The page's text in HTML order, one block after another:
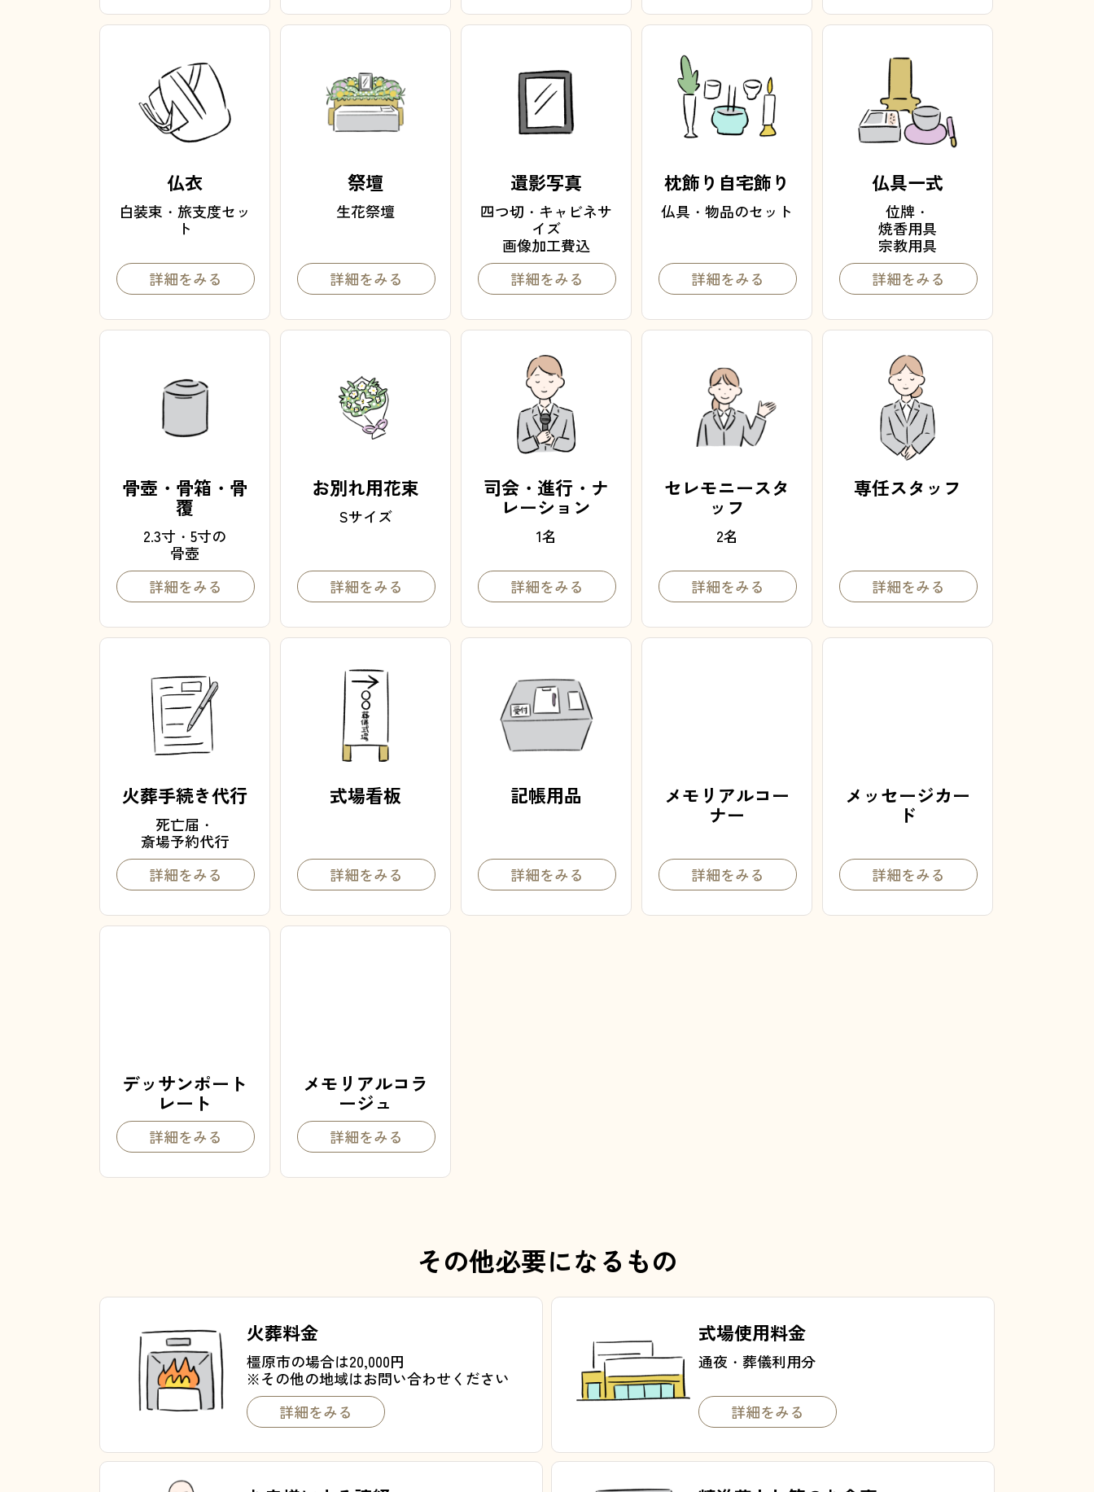
仏衣
白装束・旅支度セッ
ト
詳細をみる
祭壇
生花祭壇
詳細をみる
遺影写真
四つ切・キャビネサ
イズ
画像加工費込
詳細をみる
枕飾り自宅飾り
仏具・物品のセット
詳細をみる
仏具一式
位牌・
焼香用具
宗教用具
詳細をみる
骨壺・骨箱・骨
覆
2.3寸・5寸の
骨壺
詳細をみる
お別れ用花束
Sサイズ
詳細をみる
司会・進行・ナ
レーション
1名
詳細をみる
セレモニースタ
ッフ
2名
詳細をみる
専任スタッフ
詳細をみる
火葬手続き代行
死亡届・
斎場予約代行
詳細をみる
式場看板
詳細をみる
記帳用品
詳細をみる
メモリアルコー
ナー
詳細をみる
メッセージカー
ド
詳細をみる
デッサンポート
レート
詳細をみる
メモリアルコラ
ージュ
詳細をみる
その他必要になるもの
火葬料金
橿原市の場合は20,000円
※その他の地域はお問い合わせください
詳細をみる
式場使用料金
通夜・葬儀利用分
詳細をみる